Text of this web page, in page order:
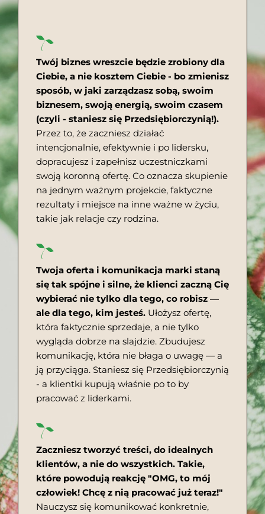
Twój biznes wreszcie będzie zrobiony dla
Ciebie, a nie kosztem Ciebie - bo zmienisz
sposób, w jaki zarządzasz sobą, swoim
biznesem, swoją energią, swoim czasem
(czyli - staniesz się Przedsiębiorczynią!).
Przez to, że zaczniesz działać
intencjonalnie, efektywnie i po lidersku,
dopracujesz i zapełnisz uczestniczkami
swoją koronną ofertę. Co oznacza skupienie
na jednym ważnym projekcie, faktyczne
rezultaty i miejsce na inne ważne w życiu,
takie jak relacje czy rodzina.
Twoja oferta i komunikacja marki staną
się tak spójne i silne, że klienci zaczną Cię
wybierać nie tylko dla tego, co robisz —
ale dla tego, kim jesteś. Ułożysz ofertę,
która faktycznie sprzedaje, a nie tylko
wygląda dobrze na slajdzie. Zbudujesz
komunikację, która nie błaga o uwagę — a
ją przyciąga. Staniesz się Przedsiębiorczynią
- a klientki kupują właśnie po to by
pracować z liderkami.
Zaczniesz tworzyć treści, do idealnych
klientów, a nie do wszystkich. Takie,
które powodują reakcję "OMG, to mój
człowiek! Chcę z nią pracować już teraz!"
Nauczysz się komunikować konkretnie,